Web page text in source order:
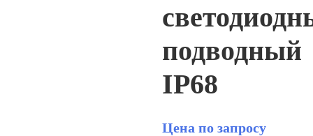
подводный
IP68
Цена по запросу